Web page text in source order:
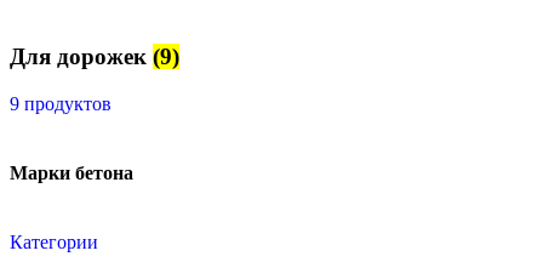
Для дорожек (9)
9 продуктов
Марки бетона
Категории